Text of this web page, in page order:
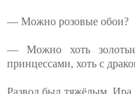
— Можно розовые обои?
— Можно хоть
принцессами, хоть с
Развод был тяжёлым. Ира